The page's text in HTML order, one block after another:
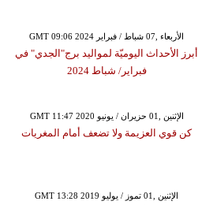
GMT 09:06 2024 الأربعاء ,07 شباط / فبراير
أبرز الأحداث اليوميّة لمواليد برج"الجدي" في
فبراير/ شباط 2024
GMT 11:47 2020 الإثنين ,01 حزيران / يونيو
كن قوي العزيمة ولا تضعف أمام المغريات
GMT 13:28 2019 الإثنين ,01 تموز / يوليو